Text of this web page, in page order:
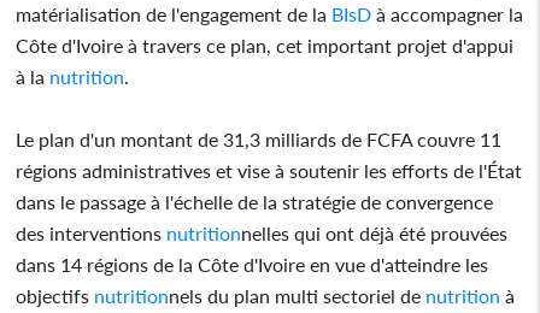
matérialisation de l'engagement de la BIsD à accompagner la
Côte d'Ivoire à travers ce plan, cet important projet d'appui
à la nutrition.
Le plan d'un montant de 31,3 milliards de FCFA couvre 11
régions administratives et vise à soutenir les efforts de l'État
dans le passage à l'échelle de la stratégie de convergence
des interventions nutritionnelles qui ont déjà été prouvées
dans 14 régions de la Côte d'Ivoire en vue d'atteindre les
objectifs nutritionnels du plan multi sectoriel de nutrition à